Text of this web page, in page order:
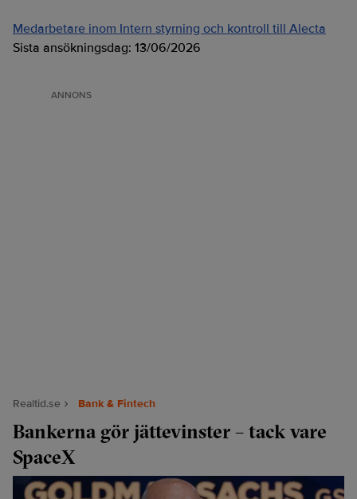
Medarbetare inom Intern styrning och kontroll till Alecta
Sista ansökningsdag: 13/06/2026
ANNONS
Realtid.se Bank & Fintech
Bankerna gör jättevinster – tack vare
SpaceX